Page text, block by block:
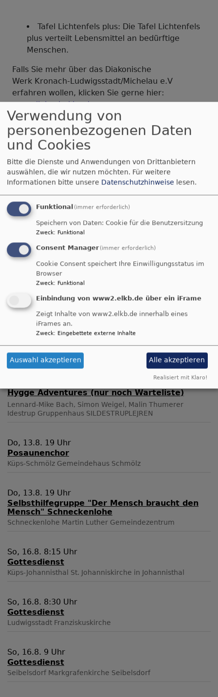
Tafel Lichtenfels plus: Die Tafel Lichtenfels
plus verteilt Lebensmittel an bedürftige
Menschen.
Falls Sie mehr über das Diakonische
Werk Kronach-Ludwigsstadt/Michelau e.V
erfahren wollen, klicken Sie gerne hier:
www.diakonie-klm.de
Tageslosung
Siehe, was ich früher verkündigt habe, ist
gekommen. So verkündige ich auch Neues; ehe
denn es sprosst, lasse ich's euch hören.
Jesaja 42,9
Der Menschensohn ist's, der den guten Samen
sät. Der Acker ist die Welt.
Matthäus 13,37-38
Weitere Informationen finden Siehier.
Hygge Adventures (nur noch Warteliste)
Lennard-Mike Bach, Simon Weigel, Malin Thumerer
Idestrup Gruppenhaus SILDESTRUPLEJREN
Do, 13.8. 19 Uhr
Posaunenchor
Küps-Schmölz Gemeindehaus Schmölz
Do, 13.8. 19 Uhr
Selbsthilfegruppe "Der Mensch braucht den
Mensch" Schneckenlohe
Schneckenlohe Martin Luther Gemeindezentrum
So, 16.8. 8:15 Uhr
Gottesdienst
Küps-Johannisthal St. Johanniskirche in Johannisthal
So, 16.8. 8:30 Uhr
Gottesdienst
Ludwigsstadt Franziskuskirche
So, 16.8. 9 Uhr
Gottesdienst
Seibelsdorf Markgrafenkirche Seibelsdorf
Verwendung von
personenbezogenen Daten
und Cookies
Bitte die Dienste und Anwendungen von Drittanbietern
auswählen, die wir nutzen möchten. Für weitere
Informationen bitte unsere Datenschutzhinweise lesen.
Funktional (immer erforderlich)
Speichern von Daten: Cookie für die Benutzersitzung
Zweck: Funktional
Consent Manager (immer erforderlich)
Cookie Consent speichert Ihre Einwilligungsstatus im
Browser
Zweck: Funktional
Einbindung von www2.elkb.de über ein iFrame
Zeigt Inhalte von www2.elkb.de innerhalb eines
iFrames an.
Zweck: Eingebettete externe Inhalte
Auswahl akzeptieren Alle akzeptieren
Realisiert mit Klaro!